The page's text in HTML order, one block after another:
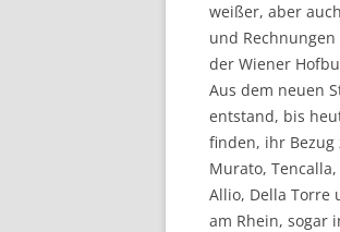
weißer, aber
und
der Wiener
Aus dem neuen
entstand, bis
finden, ihr Bezug
Murato,
Allio, Della Torre
am Rhein, sogar